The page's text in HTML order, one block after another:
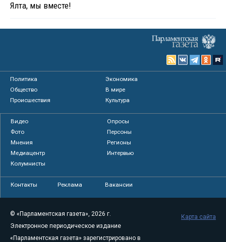
Ялта, мы вместе!
Политика
Экономика
Общество
В мире
Происшествия
Культура
Видео
Опросы
Фото
Персоны
Мнения
Регионы
Медиацентр
Интервью
Колумнисты
Контакты Реклама Вакансии
© «Парламентская газета», 2026 г.
Электронное периодическое издание
«Парламентская газета» зарегистрировано в
Карта сайта